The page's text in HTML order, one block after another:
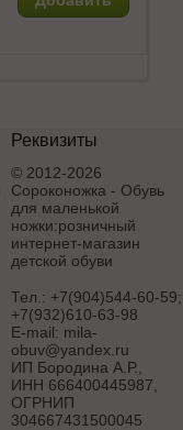
Реквизиты
© 2012-2026
Сороконожка - Обувь
для маленькой
ножки:розничный
интернет-магазин
детской обуви
Тел.: +7(904)544-60-59;
+7(932)610-63-98
E-mail: mila-
obuv@yandex.ru
ИП Бородина А.Р.
ИНН 666400445987,
ОГРНИП
304667431500045